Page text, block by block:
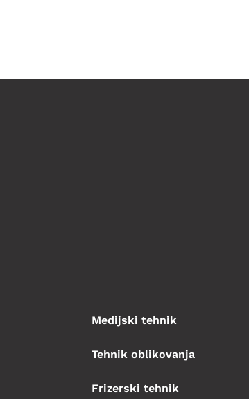
Medijski tehnik
Tehnik oblikovanja
Frizerski tehnik